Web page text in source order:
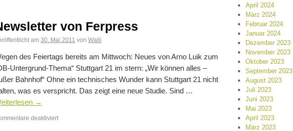
von Ferpress
am 30. Mai 2011 von Walli
des Feiertags bereits am Mittwoch: Neues von Arno Luik zum
Untergrund-Thema“ Stuttgart 21 im stern: „Wir können alles –
Bahnhof“ Ohne ein technisches Wunder kann Stuttgart 21 nicht
was es verspricht. Das zeigt eine neue Studie. Sind …
→
deaktiviert
April 2024
März 2024
Februar 2024
Januar 2024
Dezember 2023
November 2023
Oktober 2023
September 2023
August 2023
Juli 2023
Juni 2023
Mai 2023
April 2023
März 2023